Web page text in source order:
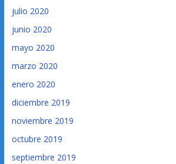
julio 2020
junio 2020
mayo 2020
marzo 2020
enero 2020
diciembre 2019
noviembre 2019
octubre 2019
septiembre 2019